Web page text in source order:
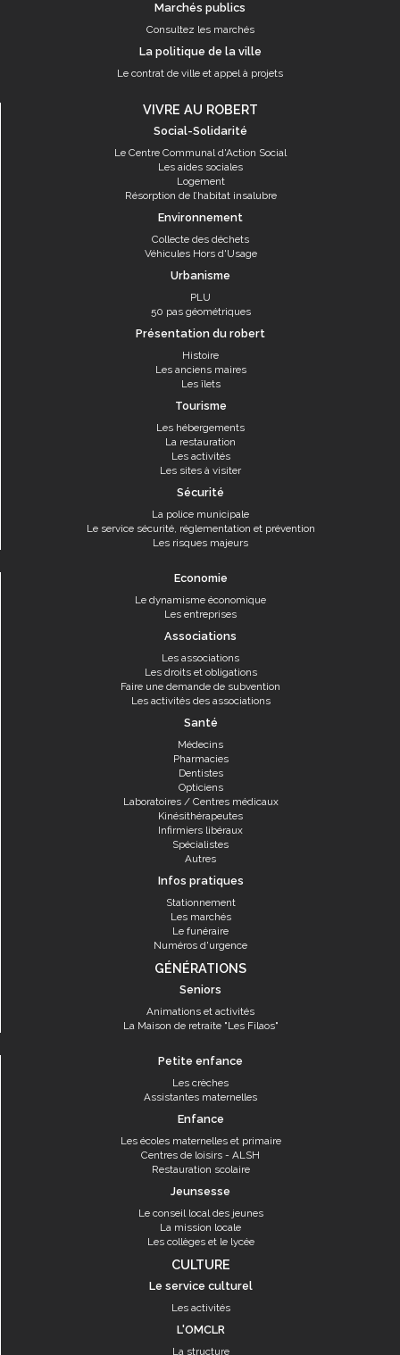
Marchés publics
Consultez les marchés
La politique de la ville
Le contrat de ville et appel à projets
VIVRE AU ROBERT
Social-Solidarité
Le Centre Communal d'Action Social
Les aides sociales
Logement
Résorption de l’habitat insalubre
Environnement
Collecte des déchets
Véhicules Hors d'Usage
Urbanisme
PLU
50 pas géométriques
Présentation du robert
Histoire
Les anciens maires
Les îlets
Tourisme
Les hébergements
La restauration
Les activités
Les sites à visiter
Sécurité
La police municipale
Le service sécurité, réglementation et prévention
Les risques majeurs
Economie
Le dynamisme économique
Les entreprises
Associations
Les associations
Les droits et obligations
Faire une demande de subvention
Les activités des associations
Santé
Médecins
Pharmacies
Dentistes
Opticiens
Laboratoires / Centres médicaux
Kinésithérapeutes
Infirmiers libéraux
Spécialistes
Autres
Infos pratiques
Stationnement
Les marchés
Le funéraire
Numéros d'urgence
GÉNÉRATIONS
Seniors
Animations et activités
La Maison de retraite "Les Filaos"
Petite enfance
Les crèches
Assistantes maternelles
Enfance
Les écoles maternelles et primaire
Centres de loisirs - ALSH
Restauration scolaire
Jeunsesse
Le conseil local des jeunes
La mission locale
Les collèges et le lycée
CULTURE
Le service culturel
Les activités
L'OMCLR
La structure